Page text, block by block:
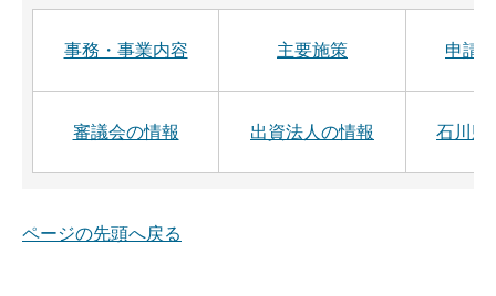
事務・事業内容 主要施策 申請
審議会の情報 出資法人の情報 石川県
ページの先頭へ戻る